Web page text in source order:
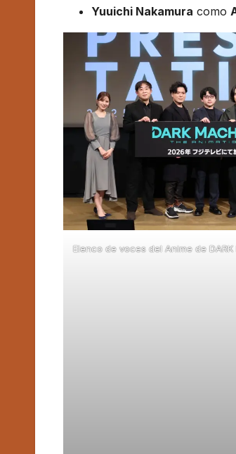
Yuuichi Nakamura como
Elenco de voces del Anime de DARK